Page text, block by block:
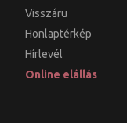
Visszáru
Honlaptérkép
Hírlevél
Online elállás